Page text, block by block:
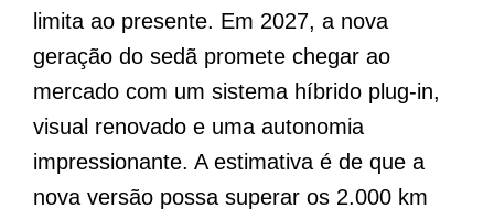
limita ao presente. Em 2027, a nova
geração do sedã promete chegar ao
mercado com um sistema híbrido plug-in,
visual renovado e uma autonomia
impressionante. A estimativa é de que a
nova versão possa superar os 2.000 km